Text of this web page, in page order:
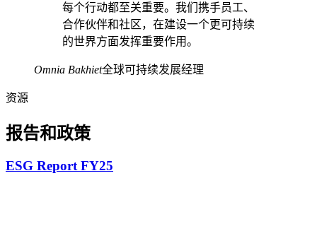
每个行动都至关重要。我们携手员工、
合作伙伴和社区，在建设一个更可持续
的世界方面发挥重要作用。
Omnia Bakhiet全球可持续发展经理
资源
报告和政策
ESG Report FY25